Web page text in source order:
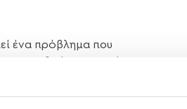
ένα πρόβλημα που
Στην ουσία δεν πρόκειται για
διαδικασία γήρανσης